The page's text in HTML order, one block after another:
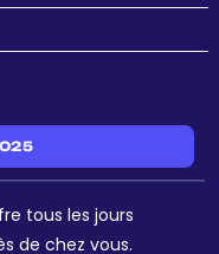
tous les jours
de chez vous.